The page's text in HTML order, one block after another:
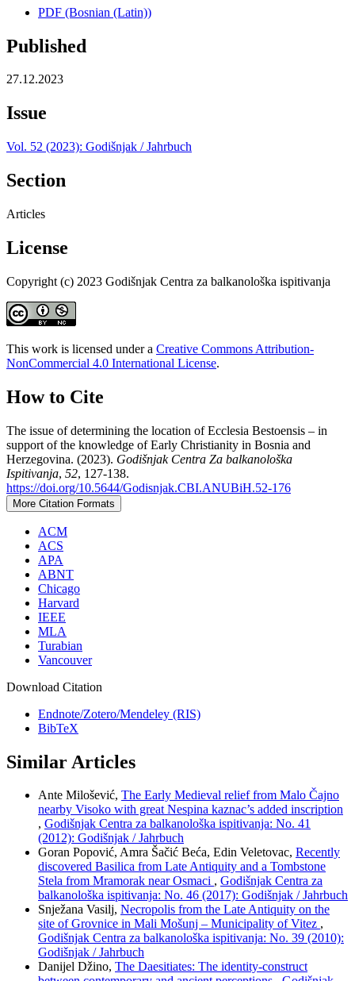
PDF (Bosnian (Latin))
Published
27.12.2023
Issue
Vol. 52 (2023): Godišnjak / Jahrbuch
Section
Articles
License
Copyright (c) 2023 Godišnjak Centra za balkanološka ispitivanja
This work is licensed under a Creative Commons Attribution-
NonCommercial 4.0 International License.
How to Cite
The issue of determining the location of Ecclesia Bestoensis – in
support of the knowledge of Early Christianity in Bosnia and
Herzegovina. (2023). Godišnjak Centra Za balkanološka
Ispitivanja, 52, 127-138.
https://doi.org/10.5644/Godisnjak.CBI.ANUBiH.52-176
More Citation Formats
ACM
ACS
APA
ABNT
Chicago
Harvard
IEEE
MLA
Turabian
Vancouver
Download Citation
Endnote/Zotero/Mendeley (RIS)
BibTeX
Similar Articles
Ante Milošević, The Early Medieval relief from Malo Čajno
nearby Visoko with great Nespina kaznac’s added inscription
, Godišnjak Centra za balkanološka ispitivanja: No. 41
(2012): Godišnjak / Jahrbuch
Goran Popović, Amra Šačić Beća, Edin Veletovac, Recently
discovered Basilica from Late Antiquity and a Tombstone
Stela from Mramorak near Osmaci , Godišnjak Centra za
balkanološka ispitivanja: No. 46 (2017): Godišnjak / Jahrbuch
Snježana Vasilj, Necropolis from the Late Antiquity on the
site of Grovnice in Mali Mošunj – Municipality of Vitez ,
Godišnjak Centra za balkanološka ispitivanja: No. 39 (2010):
Godišnjak / Jahrbuch
Danijel Džino, The Daesitiates: The identity-construct